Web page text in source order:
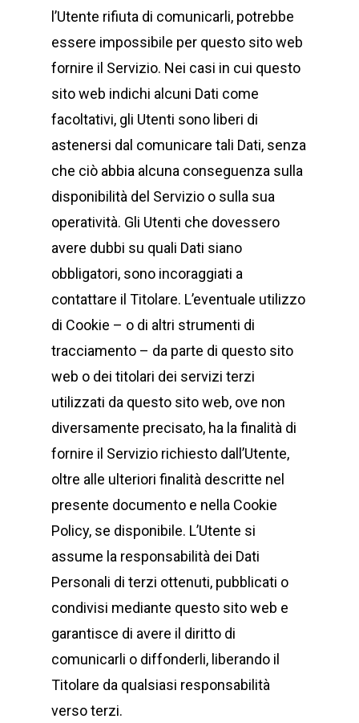
l’Utente rifiuta di comunicarli, potrebbe
essere impossibile per questo sito web
fornire il Servizio. Nei casi in cui questo
sito web indichi alcuni Dati come
facoltativi, gli Utenti sono liberi di
astenersi dal comunicare tali Dati, senza
che ciò abbia alcuna conseguenza sulla
disponibilità del Servizio o sulla sua
operatività. Gli Utenti che dovessero
avere dubbi su quali Dati siano
obbligatori, sono incoraggiati a
contattare il Titolare. L’eventuale utilizzo
di Cookie – o di altri strumenti di
tracciamento – da parte di questo sito
web o dei titolari dei servizi terzi
utilizzati da questo sito web, ove non
diversamente precisato, ha la finalità di
fornire il Servizio richiesto dall’Utente,
oltre alle ulteriori finalità descritte nel
presente documento e nella Cookie
Policy, se disponibile. L’Utente si
assume la responsabilità dei Dati
Personali di terzi ottenuti, pubblicati o
condivisi mediante questo sito web e
garantisce di avere il diritto di
comunicarli o diffonderli, liberando il
Titolare da qualsiasi responsabilità
verso terzi.